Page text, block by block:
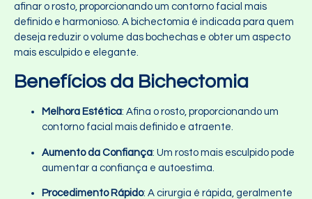
afinar o rosto, proporcionando um contorno facial mais
definido e harmonioso. A bichectomia é indicada para quem
deseja reduzir o volume das bochechas e obter um aspecto
mais esculpido e elegante.
Benefícios da Bichectomia
Melhora Estética: Afina o rosto, proporcionando um
contorno facial mais definido e atraente.
Aumento da Confiança: Um rosto mais esculpido pode
aumentar a confiança e autoestima.
Procedimento Rápido: A cirurgia é rápida, geralmente